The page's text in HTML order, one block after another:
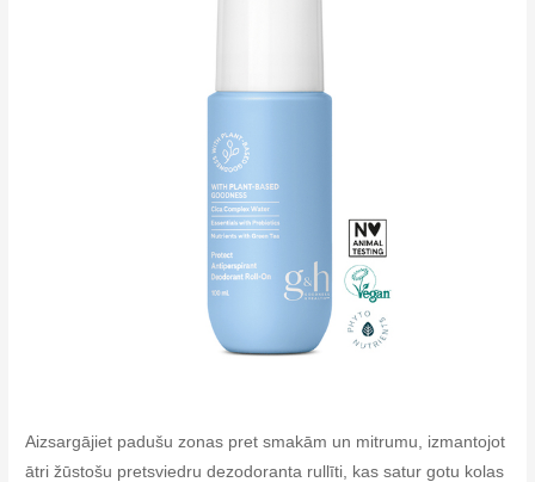
Aizsargājiet padušu zonas pret smakām un mitrumu, izmantojot
ātri žūstošu pretsviedru dezodoranta rullīti, kas satur gotu kolas